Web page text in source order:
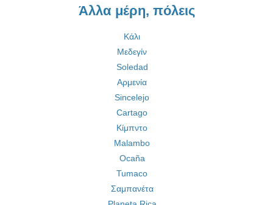
Άλλα μέρη, πόλεις
Κάλι
Μεδεγίν
Soledad
Αρμενία
Sincelejo
Cartago
Κίμπντο
Malambo
Ocaña
Tumaco
Σαμπανέτα